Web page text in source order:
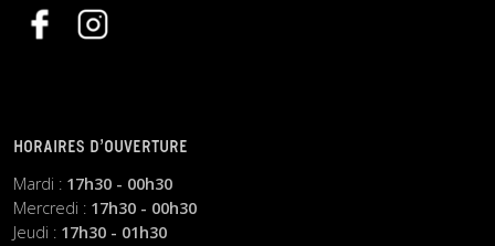
HORAIRES D’OUVERTURE
Mardi : 17h30 - 00h30
Mercredi : 17h30 - 00h30
Jeudi : 17h30 - 01h30